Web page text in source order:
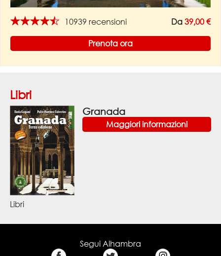
★★★★★ 10939 recensioni Da 39,00 €
Prenota ora
Libri
Granada
Maggiori informazioni
Libri
Segui Alhambra